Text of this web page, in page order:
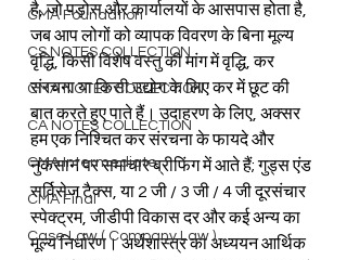
CMA Foundation
CS NOTES COLLECTION
CMA NOTES COLLECTION
CA NOTES COLLECTION
CMA Intermediate
CMA Final
Case Law ( Company Law )
है, जो पड़ोस और कार्यालयों के आसपास होता है,
जब आप लोगों को व्यापक विवरण के बिना मूल्य
वृद्धि, किसी विशेष वस्तु की मांग में वृद्धि, कर
संरचना या किसी उद्योग के लिए कर में छूट की
बात करते हुए पाते हैं। उदाहरण के लिए, अक्सर
हम एक निश्चित कर संरचना के फायदे और
नुकसान पर समाचार ब्रीफिंग में आते हैं; गुड्स एंड
सर्विसेज टैक्स, या 2 जी / 3 जी / 4 जी दूरसंचार
स्पेक्ट्रम, जीडीपी विकास दर और कई अन्य का
मूल्य निर्धारण। अर्थशास्त्र का अध्ययन आर्थिक